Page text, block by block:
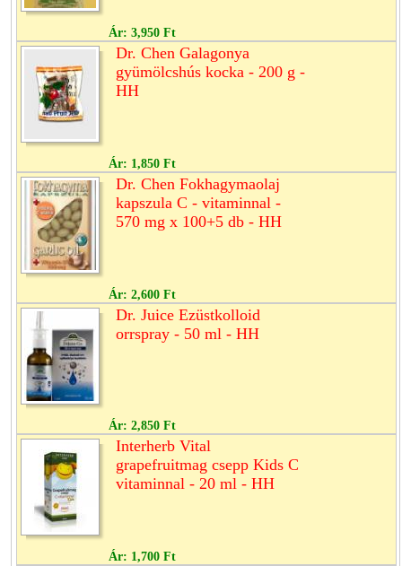
Ár: 3,950 Ft
Dr. Chen Galagonya
gyümölcshús kocka - 200 g -
HH
Ár: 1,850 Ft
Dr. Chen Fokhagymaolaj
kapszula C - vitaminnal -
570 mg x 100+5 db - HH
Ár: 2,600 Ft
Dr. Juice Ezüstkolloid
orrspray - 50 ml - HH
Ár: 2,850 Ft
Interherb Vital
grapefruitmag csepp Kids C
vitaminnal - 20 ml - HH
Ár: 1,700 Ft